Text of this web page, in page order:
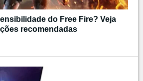
do Free Fire? Veja
recomendadas